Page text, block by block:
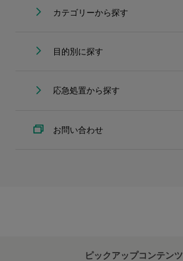
カテゴリーから探す
目的別に探す
応急処置から探す
お問い合わせ
ピックアップコンテンツ